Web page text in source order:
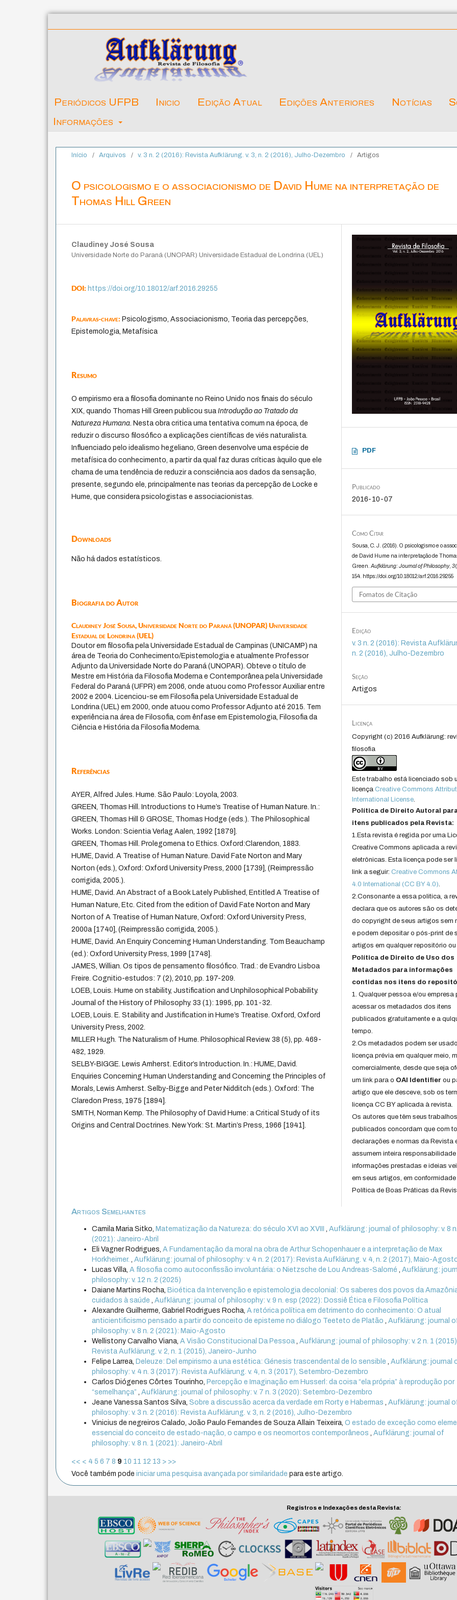
Periódicos UFPB Inicio Edição Atual Edições Anteriores Notícias
Informações
Início / Arquivos / v. 3 n. 2 (2016): Revista Aufklärung. v. 3, n. 2 (2016), Julho-Dezembro / Artigos
O psicologismo e o associacionismo de David Hume na interpretação de
Thomas Hill Green
Claudiney José Sousa
Universidade Norte do Paraná (UNOPAR) Universidade Estadual de Londrina (UEL)
DOI:https://doi.org/10.18012/arf.2016.29255
Palavras-chave:Psicologismo, Associacionismo, Teoria das percepções,
Epistemologia, Metafísica
Resumo
O empirismo era a filosofia dominante no Reino Unido nos finais do século
XIX, quando Thomas Hill Green publicou suaIntrodução ao Tratado da
Natureza Humana . Nesta obra critica uma tentativa comum na época, de
reduzir o discurso filosófico a explicações científicas de viés naturalista.
Influenciado pelo idealismo hegeliano, Green desenvolve uma espécie de
metafísica do conhecimento, a partir da qual faz duras críticas àquilo que ele
chama de uma tendência de reduzir a consciência aos dados da sensação,
presente, segundo ele, principalmente nas teorias da percepção de Locke e
Hume, que considera psicologistas e associacionistas.
Downloads
Não há dados estatísticos.
Biografia do Autor
Claudiney José Sousa,Universidade Norte do Paraná (UNOPAR) Universidade
Estadual de Londrina (UEL)
Doutor em filosofia pela Universidade Estadual de Campinas (UNICAMP) na
área de Teoria do Conhecimento/Epistemologia e atualmente Professor
Adjunto da Universidade Norte do Paraná (UNOPAR). Obteve o título de
Mestre em História da Filosofia Moderna e Contemporânea pela Universidade
Federal do Paraná (UFPR) em 2006, onde atuou como Professor Auxiliar entre
2002 e 2004. Licenciou-se em Filosofia pela Universidade Estadual de
Londrina (UEL) em 2000, onde atuou como Professor Adjunto até 2015. Tem
experiência na área de Filosofia, com ênfase em Epistemologia, Filosofia da
Ciência e História da Filosofia Moderna.
Referências
AYER, Alfred Jules. Hume. São Paulo: Loyola, 2003.
GREEN, Thomas Hill. Introductions to Hume’s Treatise of Human Nature. In.:
GREEN, Thomas Hill & GROSE, Thomas Hodge (eds.). The Philosophical
Works. London: Scientia Verlag Aalen, 1992 [1879].
GREEN, Thomas Hill. Prolegomena to Ethics. Oxford:Clarendon, 1883.
HUME, David. A Treatise of Human Nature. David Fate Norton and Mary
Norton (eds.), Oxford: Oxford University Press, 2000 [1739], (Reimpressão
corrigida, 2005.).
HUME, David. An Abstract of a Book Lately Published, Entitled A Treatise of
Human Nature, Etc. Cited from the edition of David Fate Norton and Mary
Norton of A Treatise of Human Nature, Oxford: Oxford University Press,
2000a [1740], (Reimpressão corrigida, 2005.).
HUME, David. An Enquiry Concerning Human Understanding. Tom Beauchamp
(ed.): Oxford University Press, 1999 [1748].
JAMES, Willian. Os tipos de pensamento filosófico. Trad.: de Evandro Lisboa
Freire. Cognitio-estudos: 7 (2), 2010, pp. 197-209.
LOEB, Louis. Hume on stability, Justification and Unphilosophical Pobability.
Journal of the History of Philosophy. 33 (1): 1995, pp. 101-32.
LOEB, Louis. E. Stability and Justification in Hume’s Treatise. Oxford, Oxford
University Press, 2002.
MILLER Hugh. The Naturalism of Hume. Philosophical Review. 38 (5), pp. 469-
482, 1929.
SELBY-BIGGE. Lewis Amherst. Editor’s Introduction. In.: HUME, David.
Enquiries Concerning Human Understanding and Concerning the Principles of
Morals, Lewis Amherst. Selby-Bigge and Peter Nidditch (eds.). Oxford: The
Claredon Press, 1975 [1894].
SMITH, Norman Kemp. The Philosophy of David Hume: a Critical Study of its
Origins and Central Doctrines. New York: St. Martin’s Press, 1966 [1941].
PDF
Publicado
2016-10-07
Como Citar
Sousa, C. J. (2016). O psicologismo e o
de David Hume na interpretação de
Green.Aufklärung: Journal of Philosophy,3
154. https://doi.org/10.18012/arf.2016.29255
Fomatos de Citação
Edição
v. 3 n. 2 (2016): Revista
n. 2 (2016), Julho-Dezembro
Seção
Artigos
Licença
Copyright (c) 2016 Aufklärung:
filosofia
Este trabalho está licenciado sob
licençaCreative Commons
International License.
Política de Direito Autoral
itens publicados pela Revista:
1.Esta revista é regida por uma
Creative Commons aplicada a
eletrônicas. Esta licença pode ser
link a seguir:Creative Commons
4.0 International (CC BY 4.0).
2.Consonante a essa politica, a
declara que os autores são os
do copyright de seus artigos sem
e podem depositar o pós-print de
artigos em qualquer repositório ou
Política de Direito de Uso dos
Metadados para informações
contidas nos itens do
1. Qualquer pessoa e/ou empresa
acessar os metadados dos itens
publicados gratuitamente e a
tempo.
2.Os metadados podem ser
licença prévia em qualquer meio,
comercialmente, desde que seja
um link para o OAI Identifier ou
artigo que ele desceve, sob os
licença CC BY aplicada à revista.
Os autores que têm seus trabalhos
publicados concordam que com
declarações e normas da Revista
assumem inteira responsabilidade
informações prestadas e ideias
em seus artigos, em
Política de Boas Práticas da
Artigos Semelhantes
Camila Maria Sitko, Matematização da Natureza: do século XVI ao XVIII,Aufklärung: journal of philosophy: v. 8
(2021): Janeiro-Abril
Eli Vagner Rodrigues,A Fundamentação da moral na obra de Arthur Schopenhauer e a interpretação de Max
Horkheimer.,Aufklärung: journal of philosophy: v. 4 n. 2 (2017): Revista Aufklärung. v. 4, n. 2 (2017), Maio-
Lucas Villa,A filosofia como autoconfissão involuntária: o Nietzsche de Lou Andreas-Salomé,Aufklärung:
philosophy: v. 12 n. 2 (2025)
Daiane Martins Rocha, Bioética da Intervenção e epistemologia decolonial: Os saberes dos povos da
cuidados à saúde,Aufklärung: journal of philosophy: v. 9 n. esp (2022): Dossiê Ética e Filosofia Política
Alexandre Guilherme, Gabriel Rodrigues Rocha,A retórica política em detrimento do conhecimento: O atual
anticientificismo pensado a partir do conceito de episteme no diálogo Teeteto de Platão,Aufklärung: journal
philosophy: v. 8 n. 2 (2021): Maio-Agosto
Wellistony Carvalho Viana,A Visão Constitucional Da Pessoa,Aufklärung: journal of philosophy: v. 2 n. 1
Revista Aufklärung. v. 2, n. 1 (2015), Janeiro-Junho
Felipe Larrea, Deleuze: Del empirismo a una estética: Génesis trascendental de lo sensible,Aufklärung: journal
philosophy: v. 4 n. 3 (2017): Revista Aufklärung. v. 4, n. 3 (2017), Setembro-Dezembro
Carlos Diógenes Côrtes Tourinho, Percepção e Imaginação em Husserl: da coisa “ela própria” à reprodução por
“semelhança”,Aufklärung: journal of philosophy: v. 7 n. 3 (2020): Setembro-Dezembro
Jeane Vanessa Santos Silva,Sobre a discussão acerca da verdade em Rorty e Habermas,Aufklärung: journal
philosophy: v. 3 n. 2 (2016): Revista Aufklärung. v. 3, n. 2 (2016), Julho-Dezembro
Vinicius de negreiros Calado, João Paulo Fernandes de Souza Allain Teixeira,O estado de exceção como
essencial do conceito de estado-nação, o campo e os neomortos contemporâneos,Aufklärung: journal of
philosophy: v. 8 n. 1 (2021): Janeiro-Abril
<< < 4 5 6 7 8 9 10 11 12 13 > >>
Você também podeiniciar uma pesquisa avançada por similaridade para este artigo.
Registros e Indexações desta Revista: